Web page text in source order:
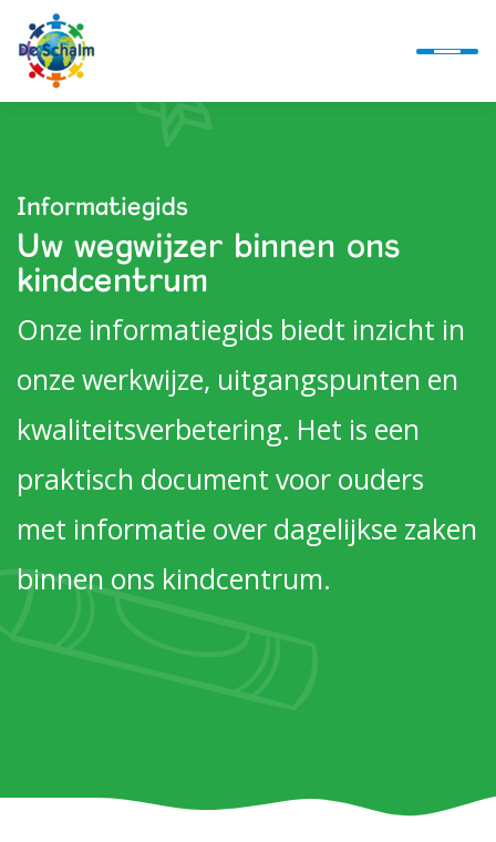
Alles over ons
Actueel
Alles bij de hand
Werken bij PIT
Informatiegids
Uw wegwijzer binnen ons
kindcentrum
Onze informatiegids biedt inzicht in
onze werkwijze, uitgangspunten en
kwaliteitsverbetering. Het is een
praktisch document voor ouders
met informatie over dagelijkse zaken
binnen ons kindcentrum.